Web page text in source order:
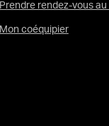
Prendre rendez-vous
Mon coéquipier